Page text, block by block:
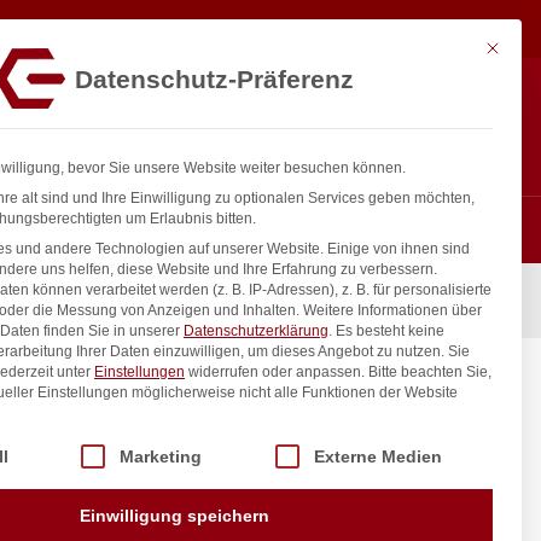
260x230x(H)100mm
inkl. / exkl. MwSt.
7,40€ exkl. MwSt. In den Warenkorb
Mit
Datenschutz-Präferenz
bevor Sie unsere Website weiter besuchen können.
alt sind und Ihre Einwilligung zu optionalen Services geben möchten,
um Erlaubnis bitten.
und andere Technologien auf unserer Website. Einige von ihnen sind
uns helfen, diese Website und Ihre Erfahrung zu verbessern.
können verarbeitet werden (z. B. IP-Adressen), z. B. für personalisierte
die Messung von Anzeigen und Inhalten. Weitere Informationen über
finden Sie in unserer Datenschutzerklärung. Es besteht keine
Ihrer Daten einzuwilligen, um dieses Angebot zu nutzen. Sie
unter Einstellungen widerrufen oder anpassen. Bitte beachten Sie,
Einstellungen möglicherweise nicht alle Funktionen der Website
Service-Gruppen, für die eine Einwilligung erteilt werden kann.
Marketing Externe Medien
Einwilligung speichern